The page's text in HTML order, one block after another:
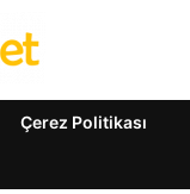
Çerez Politikası